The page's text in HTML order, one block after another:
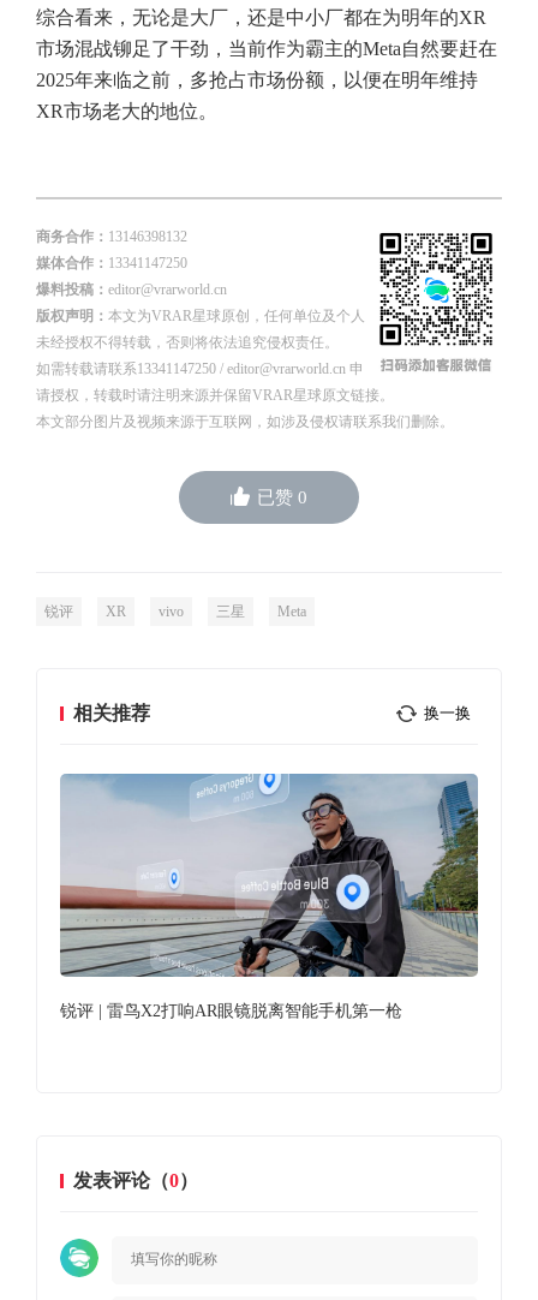
综合看来，无论是大厂，还是中小厂都在为明年的XR
市场混战铆足了干劲，当前作为霸主的Meta自然要赶在
2025年来临之前，多抢占市场份额，以便在明年维持
XR市场老大的地位。
商务合作： 13146398132
媒体合作： 13341147250
爆料投稿： editor@vrarworld.cn
版权声明： 本文为VRAR星球原创，任何单位及个人
未经授权不得转载，否则将依法追究侵权责任。
如需转载请联系13341147250 / editor@vrarworld.cn 申
请授权，转载时请注明来源并保留VRAR星球原文链接。
本文部分图片及视频来源于互联网，如涉及侵权请联系我们删除。
已赞 0
锐评 XR vivo 三星 Meta
相关推荐 换一换
锐评 | 雷鸟X2打响AR眼镜脱离智能手机第一枪
发表评论（0）